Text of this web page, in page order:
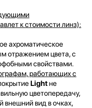
к стоимости линз):
ахроматическое
отражением цвета, с
свойствами.
работающих с
Lightне
цветопередачу,
внешний вид в очках,